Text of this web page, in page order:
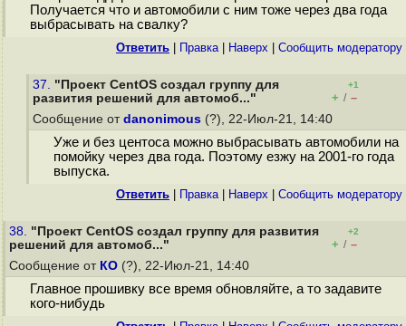
Получается что и автомобили с ним тоже через два года
выбрасывать на свалку?
Ответить Правка| Наверх Cообщить модератору
37. "Проект CentOS создал группу для
развития решений для автомоб..."
+1
+ / –
Сообщение от danonimous (?), 22-Июл-21, 14:40
Уже и без центоса можно выбрасывать автомобили на
помойку через два года. Поэтому езжу на 2001-го года
выпуска.
Ответить Правка| Наверх Cообщить модератору
38. "Проект CentOS создал группу для развития
решений для автомоб..."
+2
+ / –
Сообщение от КО (?), 22-Июл-21, 14:40
Главное прошивку все время обновляйте, а то задавите
кого-нибудь